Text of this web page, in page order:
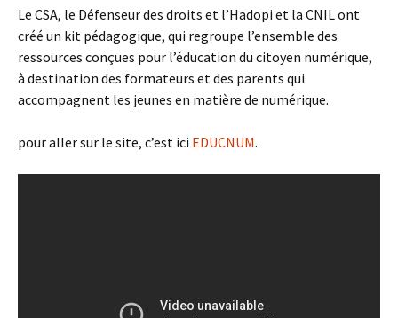
Le CSA, le Défenseur des droits et l’Hadopi et la CNIL ont
créé un kit pédagogique, qui regroupe l’ensemble des
ressources conçues pour l’éducation du citoyen numérique,
à destination des formateurs et des parents qui
accompagnent les jeunes en matière de numérique.
pour aller sur le site, c’est ici EDUCNUM.